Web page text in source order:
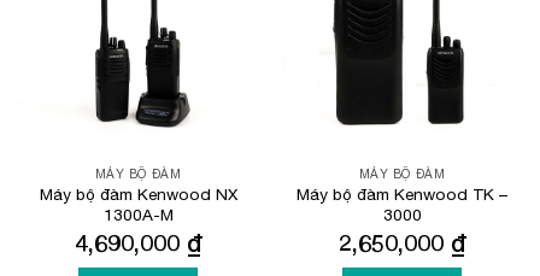
MÁY BỘ ĐÀM
Máy bộ đàm Kenwood NX
1300A-M
4,690,000 ₫
MÁY BỘ ĐÀM
Máy bộ đàm Kenwood TK –
3000
2,650,000 ₫